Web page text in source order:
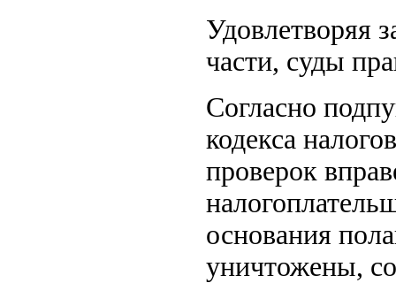
Удовлетворяя
части, суды
Согласно
кодекса
проверок
основания
уничтожены,